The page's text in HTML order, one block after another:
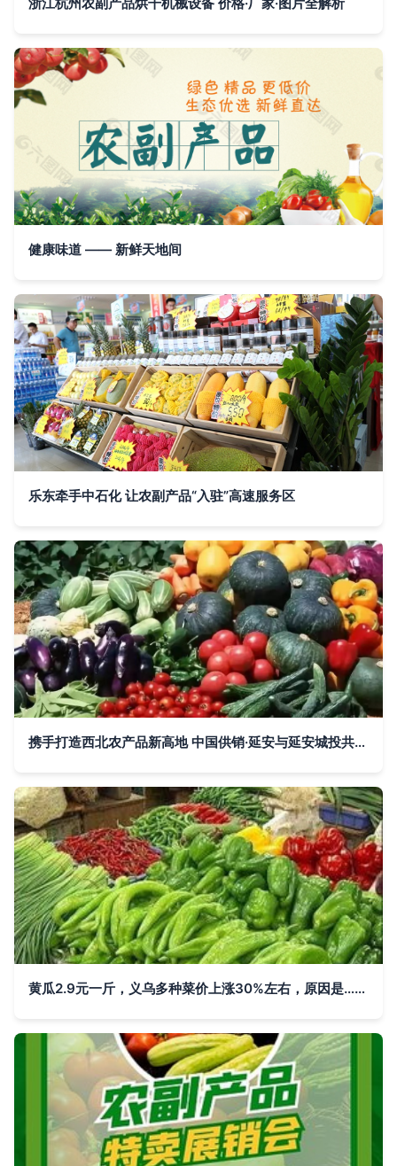
健康味道 —— 新鲜天地间
乐东牵手中石化 让农副产品“入驻”高速服务区
携手打造西北农产品新高地 中国供销·延安与延安城投共筑集散中心
黄瓜2.9元一斤，义乌多种菜价上涨30%左右，原因是……